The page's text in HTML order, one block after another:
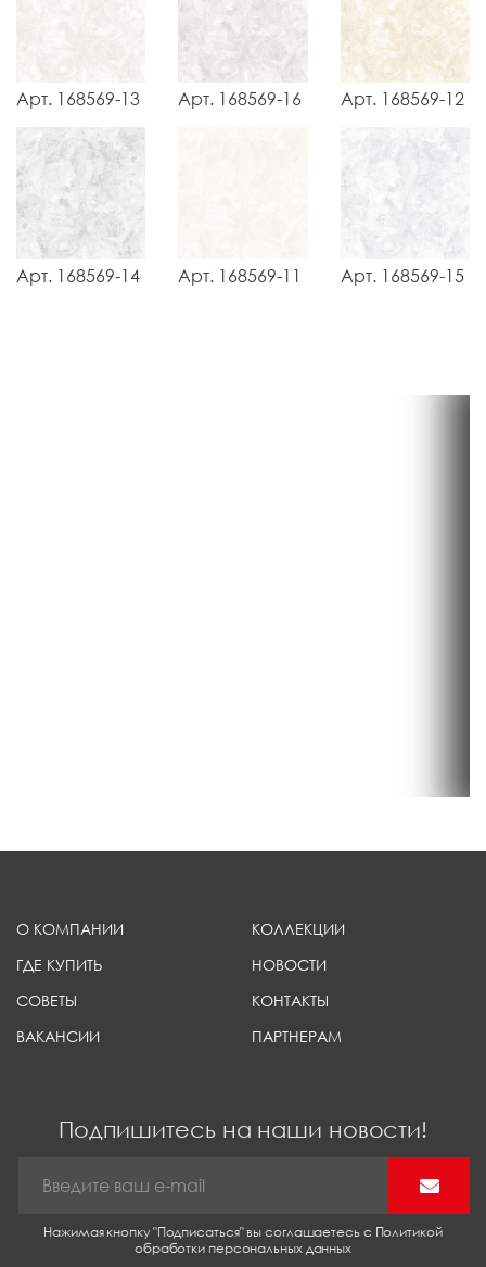
Арт. 168569-13 Арт. 168569-16 Арт. 168569-12
Арт. 168569-14 Арт. 168569-11 Арт. 168569-15
О КОМПАНИИ
КОЛЛЕКЦИИ
ГДЕ КУПИТЬ
НОВОСТИ
СОВЕТЫ
КОНТАКТЫ
ВАКАНСИИ
ПАРТНЕРАМ
Подпишитесь на наши новости!
Нажимая кнопку "Подписаться" вы соглашаетесь с Политикой
обработки персональных данных